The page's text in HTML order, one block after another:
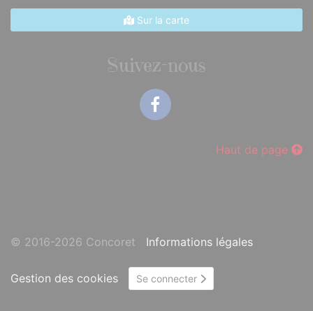
Sur la carte
Suivez-nous
Haut de page
© 2016-2026 Concoret Informations légales
Gestion des cookies Se connecter